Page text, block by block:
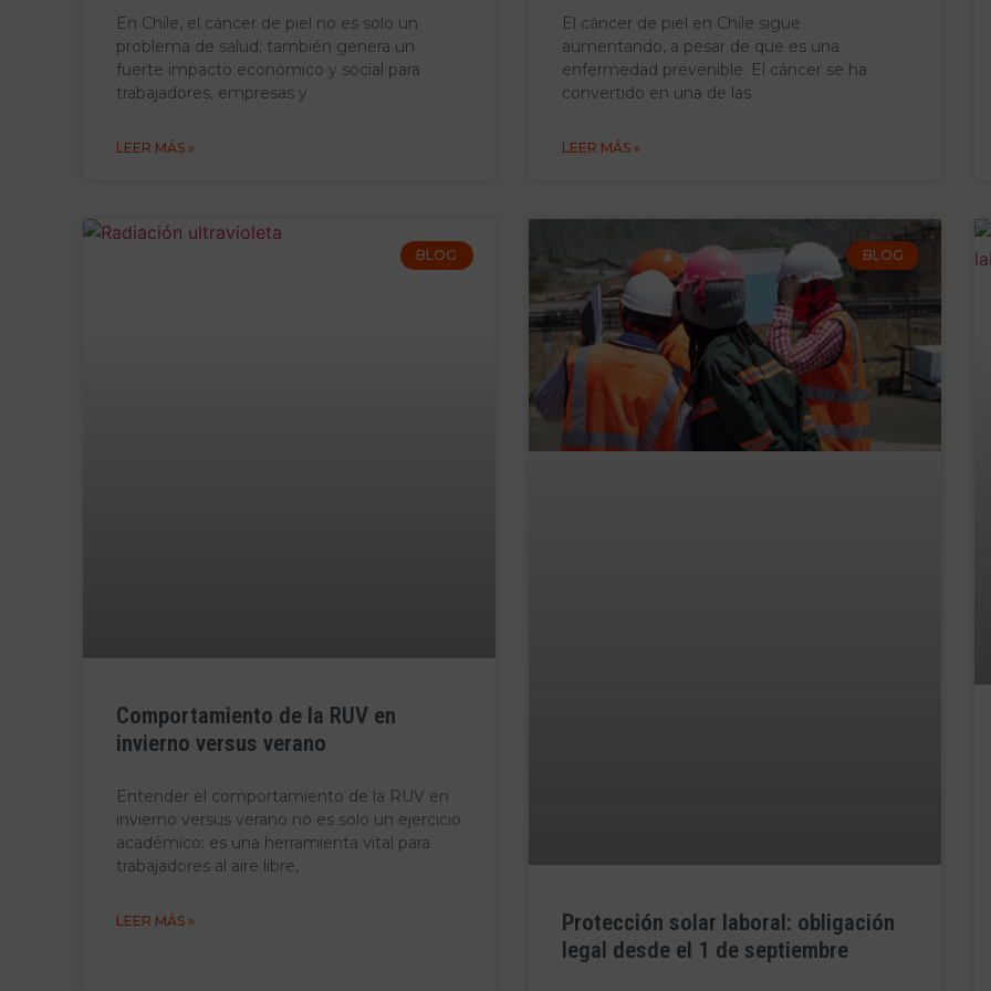
En Chile, el cáncer de piel no es solo un
problema de salud; también genera un
fuerte impacto económico y social para
trabajadores, empresas y
LEER MÁS »
El cáncer de piel en Chile sigue
aumentando, a pesar de que es una
enfermedad prevenible. El cáncer se ha
convertido en una de las
LEER MÁS »
BLOG
Comportamiento de la RUV en
invierno versus verano
Entender el comportamiento de la RUV en
invierno versus verano no es solo un ejercicio
académico: es una herramienta vital para
trabajadores al aire libre,
LEER MÁS »
BLOG
Protección solar laboral: obligación
legal desde el 1 de septiembre